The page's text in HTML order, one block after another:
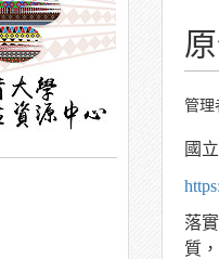
管理
國
落
質